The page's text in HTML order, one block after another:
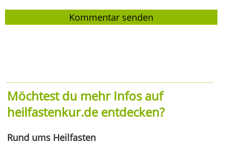
Möchtest du mehr Infos auf
heilfastenkur.de entdecken?
Rund ums Heilfasten